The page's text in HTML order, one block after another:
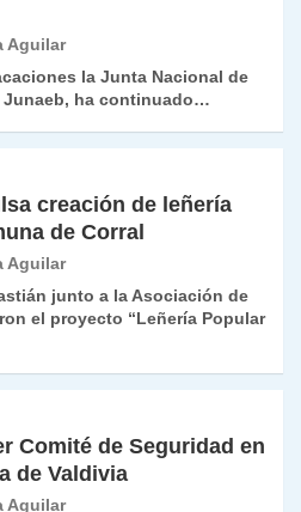
Aguilar
la Junta Nacional de
Junaeb, ha continuado…
creación de leñería
de Corral
Aguilar
junto a la Asociación de
el proyecto “Leñería Popular
Comité de Seguridad en
de Valdivia
Aguilar